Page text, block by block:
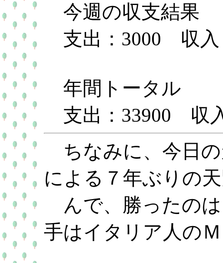
今週の収支結果
支出：3000 収入
年間トータル
支出：33900 収
ちなみに、今日の
による７年ぶりの
んで、勝ったの
手はイタリア人の